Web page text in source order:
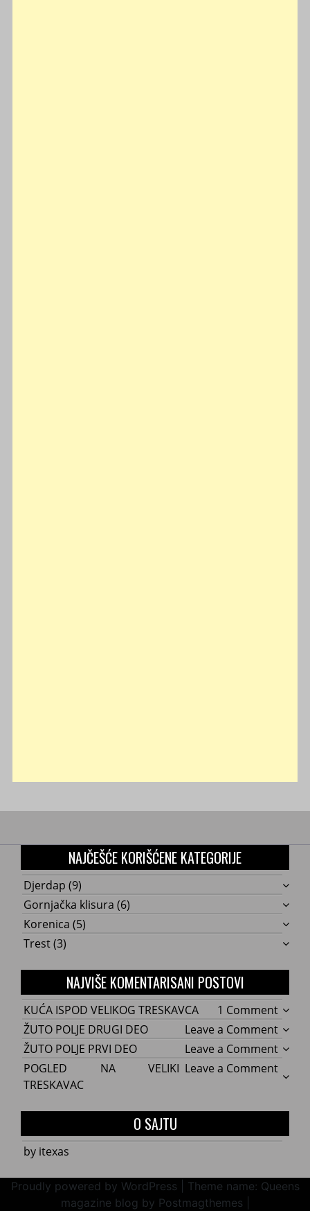
NAJČEŠĆE KORIŠĆENE KATEGORIJE
Djerdap (9)
Gornjačka klisura (6)
Korenica (5)
Trest(3)
NAJVIŠE KOMENTARISANI POSTOVI
1 Commenton
KUĆA
ISPOD
KUĆA ISPOD VELIKOG TRESKAVCA
Leave a Commenton
ŽUTO
POLJE
ŽUTO POLJE DRUGI DEO
Leave a Commenton
ŽUTO
POLJE
DEO
ŽUTO POLJE PRVI DEO
Leave a Commenton
POGLED NA VELIKI
TRESKAVAC
O SAJTU
by itexas
Proudly powered by WordPress
Theme name: Queens
magazine blog by Postmagthemes